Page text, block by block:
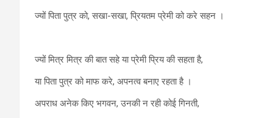
ज्यों पिता पुत्र को, सखा-सखा, प्रियतम प्रेमी को करे सहन ।
ज्यों मित्र मित्र की बात सहे या प्रेमी प्रिय की सहता है,
या पिता पुत्र को माफ करे, अपनत्व बनाए रहता है ।
अपराध अनेक किए भगवन, उनकी न रही कोई गिनती,